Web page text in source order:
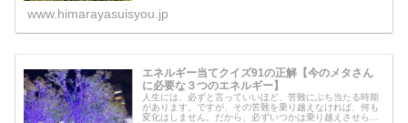
気づいてください。その不安に、魔...
www.himarayasuisyou.jp
エネルギー当てクイズ91の正解【今のメタさん
に必要な３つのエネルギー】
人生には、必ずと言っていいほど、苦難にぶち当たる時期
があります。ですが、その苦難を乗り越えなければ、何も
変化はしません。だから、必ずいつかは乗り越えさせられ